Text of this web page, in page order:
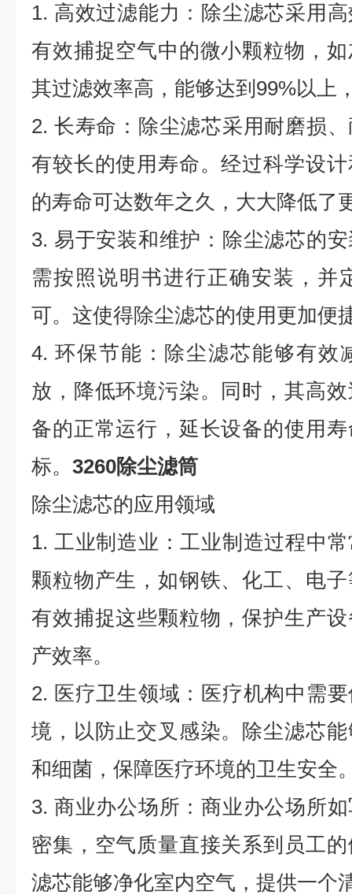
1. 高效过滤能力：除尘滤芯采用
有效捕捉空气中的微小颗粒物，
其过滤效率高，能够达到99%以上
2. 长寿命：除尘滤芯采用耐磨损
有较长的使用寿命。经过科学设
的寿命可达数年之久，大大降低了
3. 易于安装和维护：除尘滤芯的
需按照说明书进行正确安装，并
可。这使得除尘滤芯的使用更加便
4. 环保节能：除尘滤芯能够有效
放，降低环境污染。同时，其高
备的正常运行，延长设备的使用
标。 3260除尘滤筒
除尘滤芯的应用领域
1. 工业制造业：工业制造过程中
颗粒物产生，如钢铁、化工、电
有效捕捉这些颗粒物，保护生产
产效率。
2. 医疗卫生领域：医疗机构中需
境，以防止交叉感染。除尘滤芯
和细菌，保障医疗环境的卫生安全
3. 商业办公场所：商业办公场所
密集，空气质量直接关系到员工
滤芯能够净化室内空气，提供一个